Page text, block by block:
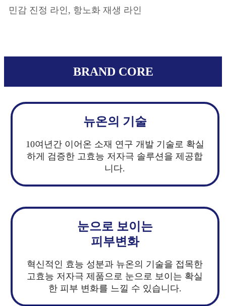
민감 진정 라인, 항노화 재생 라인
BRAND CORE
뉴온의 기술
10여년간 이어온 소재 연구 개발 기술로 확실
하게 검증한 고효능 저자극 솔루션을 제공합
니다.
눈으로 보이는
피부변화
혁신적인 효능 성분과 뉴온의 기술을 접목한
고효능 저자극 제품으로 눈으로 보이는 확실
한 피부 변화를 느낄 수 있습니다.